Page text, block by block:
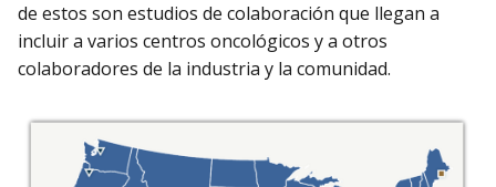
de estos son estudios de colaboración que llegan a
incluir a varios centros oncológicos y a otros
colaboradores de la industria y la comunidad.